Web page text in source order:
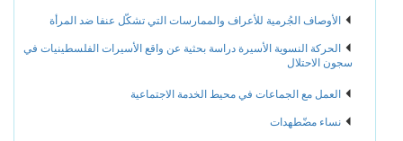
الأوصاف الجُرمية للأعراف والممارسات التي تشكّل عنفا ضد المرأة
الحركة النسوية الأسيرة دراسة بحثية عن واقع الأسيرات الفلسطينيات في
سجون الاحتلال
العمل مع الجماعات في محيط الخدمة الاجتماعية
نساء مضّطهدات